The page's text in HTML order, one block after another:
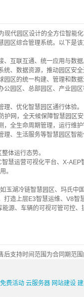
现代园区设计的全方位智能
园区综合管理系统。以下是
、互联互通、统一应用与数
统、数据资源，推动园区安
园区的统一构建、管理和数
公园区、总部园区、产业园
、优化智慧园区通行体验。
护网，全天候保障智慧园区
，全生命周期管理，运行维
理、生活服务等智慧园区智
体运行态势。
慧运营可视化平台、X-
。
玉湖冷链智慧园区、玛氏中
打造上层E3智慧运维、V8智
源、车辆的可视可管可控
后支持时间范围为合同期范
免费活动 云服务器 网站建设